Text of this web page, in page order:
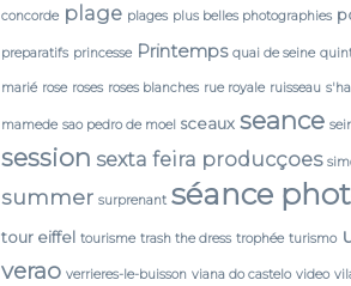
concorde plage plages plus belles photographies
preparatifs princesse Printemps quai de seine
marié rose roses roses blanches rue royale ruisseau
mamede sao pedro de moel sceaux seance
session sexta feira producçoes
summer surprenant séance
tour eiffel tourisme trash the dress trophée turismo
verao verrieres-le-buisson viana do castelo video